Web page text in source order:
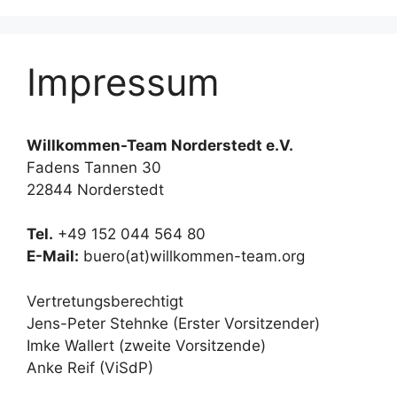
Impressum
Willkommen-Team Norderstedt e.V.
Fadens Tannen 30
22844 Norderstedt
Tel. +49 152 044 564 80
E-Mail: buero(at)willkommen-team.org
Vertretungsberechtigt
Jens-Peter Stehnke (Erster Vorsitzender)
Imke Wallert (zweite Vorsitzende)
Anke Reif (ViSdP)